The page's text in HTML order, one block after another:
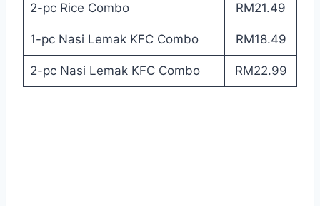
2-pc Rice Combo RM21.49
1-pc Nasi Lemak KFC Combo RM18.49
2-pc Nasi Lemak KFC Combo RM22.99